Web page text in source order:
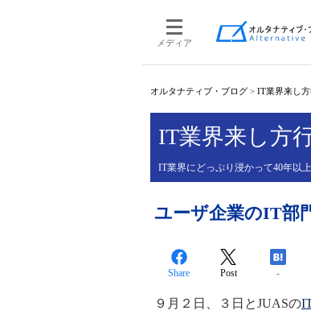
メディア
オルタナティブ・ブログ > IT業界来し
IT業界来し方
IT業界にどっぷり浸かって40年以
ユーザ企業のIT部
Share Post -
９月２日、３日とJUASの